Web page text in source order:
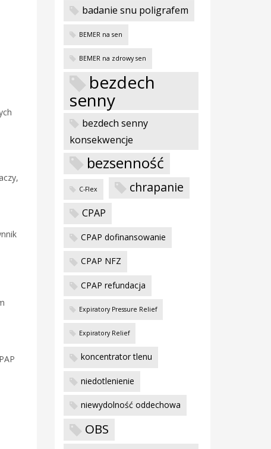
badanie snu poligrafem
BEMER na sen
BEMER na zdrowy sen
bezdech
senny
bezdech senny
konsekwencje
bezsenność
C-Flex chrapanie
CPAP
CPAP dofinansowanie
CPAP NFZ
CPAP refundacja
Expiratory Pressure Relief
Expiratory Relief
koncentrator tlenu
niedotlenienie
niewydolność oddechowa
OBS